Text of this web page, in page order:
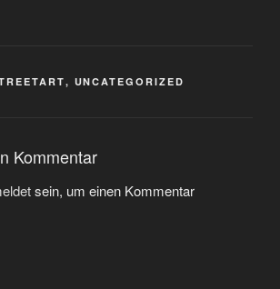
, UNCATEGORIZED
Kommentar
sein, um einen Kommentar